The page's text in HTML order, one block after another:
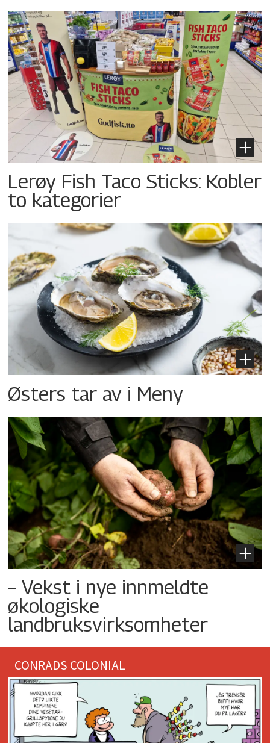
Lerøy Fish Taco Sticks: Kobler
to kategorier
Østers tar av i Meny
– Vekst i nye innmeldte
økologiske
landbruksvirksomheter
CONRADS COLONIAL